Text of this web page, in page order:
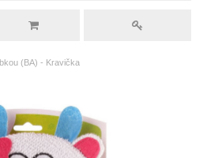
(BA) - Kravička